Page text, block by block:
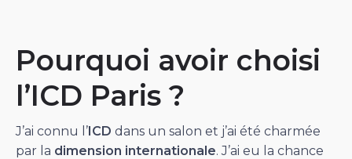
Pourquoi avoir choisi
l’ICD Paris ?
J’ai connu l’ICD dans un salon et j’ai été charmée
par la dimension internationale. J’ai eu la chance